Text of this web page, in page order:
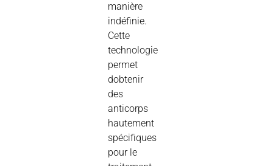
manière
indéfinie.
Cette
technologie
permet
dobtenir
des
anticorps
hautement
spécifiques
pour le